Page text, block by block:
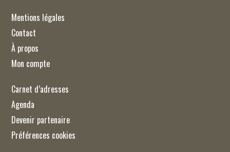
Mentions légales
Contact
À propos
Mon compte
Carnet d’adresses
Agenda
Devenir partenaire
Préférences cookies